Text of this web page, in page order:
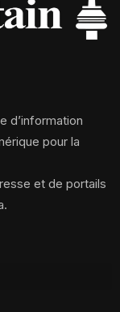
d’information
pour la
et de portails